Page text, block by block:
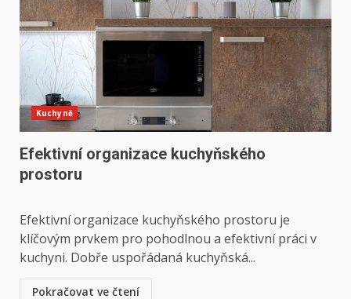
Kuchyně
Efektivní organizace kuchyňského
prostoru
Efektivní organizace kuchyňského prostoru je
klíčovým prvkem pro pohodlnou a efektivní práci v
kuchyni. Dobře uspořádaná kuchyňská...
Pokračovat ve čtení